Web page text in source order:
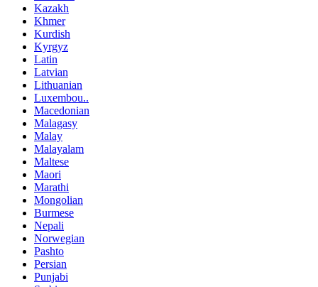
Kazakh
Khmer
Kurdish
Kyrgyz
Latin
Latvian
Lithuanian
Luxembou..
Macedonian
Malagasy
Malay
Malayalam
Maltese
Maori
Marathi
Mongolian
Burmese
Nepali
Norwegian
Pashto
Persian
Punjabi